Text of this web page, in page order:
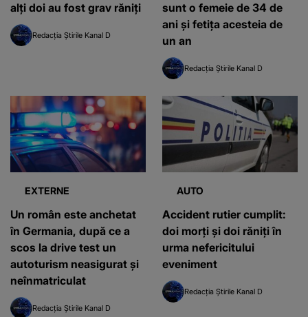
alți doi au fost grav răniți
Redacția Știrile Kanal D
sunt o femeie de 34 de
ani și fetița acesteia de
un an
Redacția Știrile Kanal D
EXTERNE
Un român este anchetat
în Germania, după ce a
scos la drive test un
autoturism neasigurat și
neînmatriculat
Redacția Știrile Kanal D
AUTO
Accident rutier cumplit:
doi morţi şi doi răniţi în
urma nefericitului
eveniment
Redacția Știrile Kanal D